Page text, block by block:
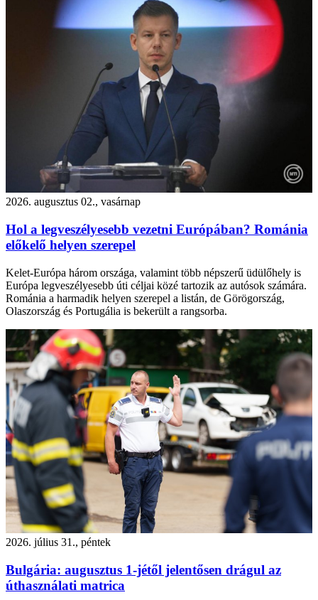
2026. augusztus 02., vasárnap
Hol a legveszélyesebb vezetni Európában? Románia
előkelő helyen szerepel
Kelet-Európa három országa, valamint több népszerű üdülőhely is
Európa legveszélyesebb úti céljai közé tartozik az autósok számára.
Románia a harmadik helyen szerepel a listán, de Görögország,
Olaszország és Portugália is bekerült a rangsorba.
2026. július 31., péntek
Bulgária: augusztus 1-jétől jelentősen drágul az
úthasználati matrica